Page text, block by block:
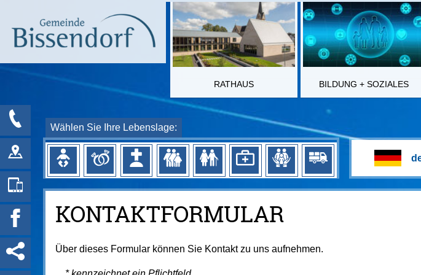
RATHAUS BILDUNG + SOZIALES
Wählen Sie Ihre Lebenslage:
KONTAKTFORMULAR
Über dieses Formular können Sie Kontakt zu uns aufnehmen.